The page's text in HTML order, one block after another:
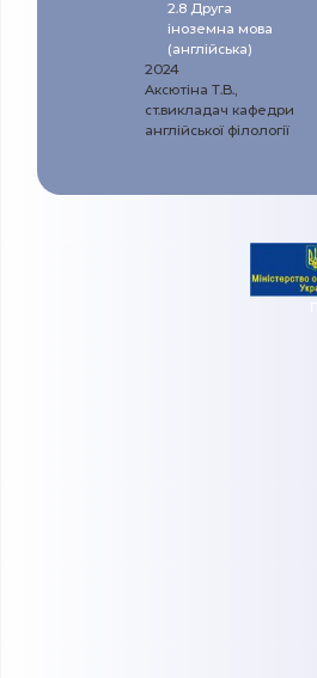
2.8 Друга
іноземна мова
(англійська)
2024
Аксютіна Т.В.,
ст.викладач кафедри
англійської філології